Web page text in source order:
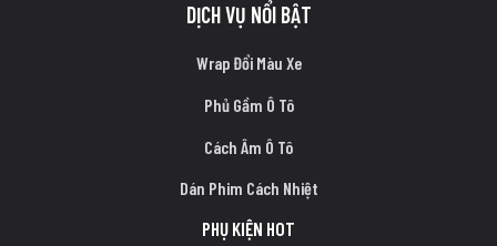
DỊCH VỤ NỔI BẬT
Wrap Đổi Màu Xe
Phủ Gầm Ô Tô
Cách Âm Ô Tô
Dán Phim Cách Nhiệt
PHỤ KIỆN HOT